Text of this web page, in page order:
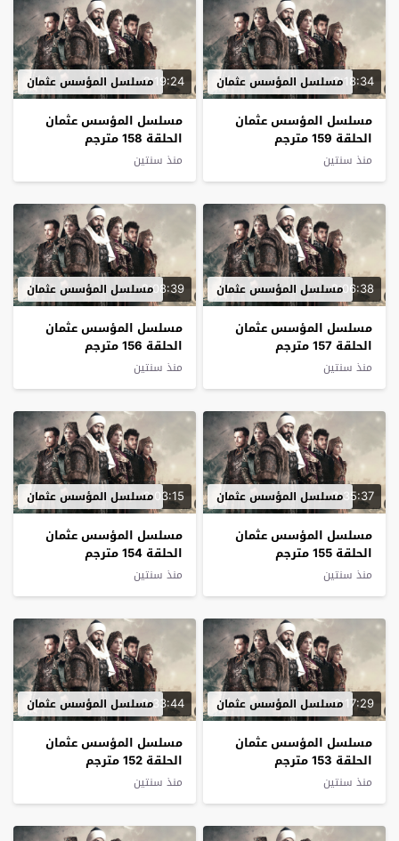
2:18:34مسلسل المؤسس عثمان
مسلسل المؤسس عثمان
الحلقة 159 مترجم
منذ سنتين
2:19:24مسلسل المؤسس عثمان
مسلسل المؤسس عثمان
الحلقة 158 مترجم
منذ سنتين
2:06:38مسلسل المؤسس عثمان
مسلسل المؤسس عثمان
الحلقة 157 مترجم
منذ سنتين
2:08:39مسلسل المؤسس عثمان
مسلسل المؤسس عثمان
الحلقة 156 مترجم
منذ سنتين
2:35:37مسلسل المؤسس عثمان
مسلسل المؤسس عثمان
الحلقة 155 مترجم
منذ سنتين
2:03:15مسلسل المؤسس عثمان
مسلسل المؤسس عثمان
الحلقة 154 مترجم
منذ سنتين
2:17:29مسلسل المؤسس عثمان
مسلسل المؤسس عثمان
الحلقة 153 مترجم
منذ سنتين
2:33:44مسلسل المؤسس عثمان
مسلسل المؤسس عثمان
الحلقة 152 مترجم
منذ سنتين